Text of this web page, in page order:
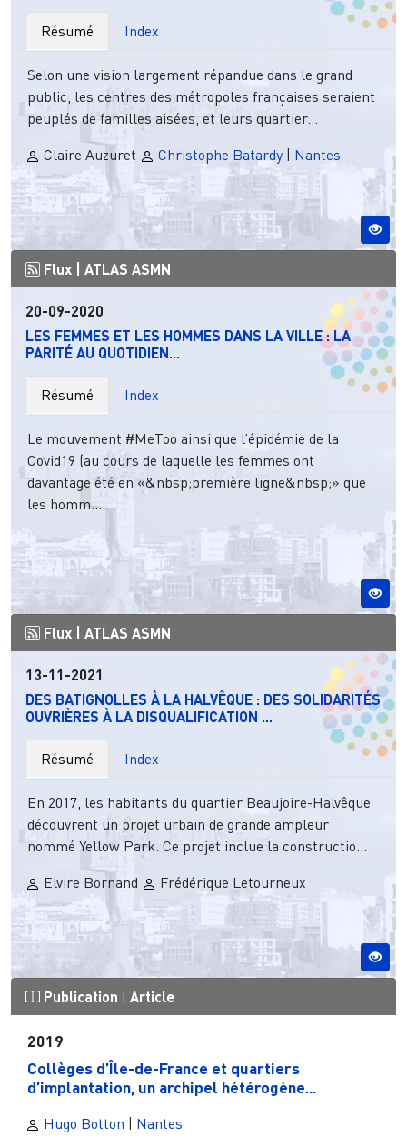
Résumé Index
Selon une vision largement répandue dans le grand
public, les centres des métropoles françaises seraient
peuplés de familles aisées, et leurs quartier...
Claire Auzuret
Christophe Batardy Nantes
Flux | ATLAS ASMN
20-09-2020
LES FEMMES ET LES HOMMES DANS LA VILLE : LA
PARITÉ AU QUOTIDIEN...
Résumé Index
Le mouvement #MeToo ainsi que l’épidémie de la
Covid19 (au cours de laquelle les femmes ont
davantage été en «&nbsp;première ligne&nbsp;» que
les homm...
Flux | ATLAS ASMN
13-11-2021
DES BATIGNOLLES À LA HALVÊQUE : DES SOLIDARITÉS
OUVRIÈRES À LA DISQUALIFICATION ...
Résumé Index
En 2017, les habitants du quartier Beaujoire-Halvêque
découvrent un projet urbain de grande ampleur
nommé Yellow Park. Ce projet inclue la constructio...
Elvire Bornand
Frédérique Letourneux
Publication Article
2019
Collèges d’Île-de-France et quartiers
d’implantation, un archipel hétérogène...
Hugo Botton | Nantes